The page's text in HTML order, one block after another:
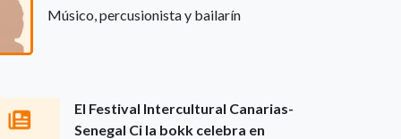
Músico, percusionista y bailarín
El Festival Intercultural Canarias-
Senegal Ci la bokk celebra en